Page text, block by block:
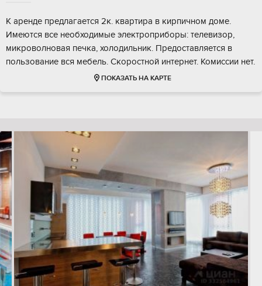
К аренде предлагается 2к. квартира в кирпичном доме.
Имеются все необходимые электроприборы: телевизор,
микроволновая печка, холодильник. Предоставляется в
пользование вся мебель. Скоростной интернет. Комиссии нет.
ПОКАЗАТЬ НА КАРТЕ